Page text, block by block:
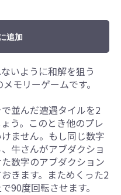
追加
いように和解を狙う
モリーゲームです。
並んだ遭遇タイルを2
う。このとき他のプレ
ません。もし同じ数字
牛さんがアブダクショ
数字のアブダクション
きます。まためくった2
90度回転させます。